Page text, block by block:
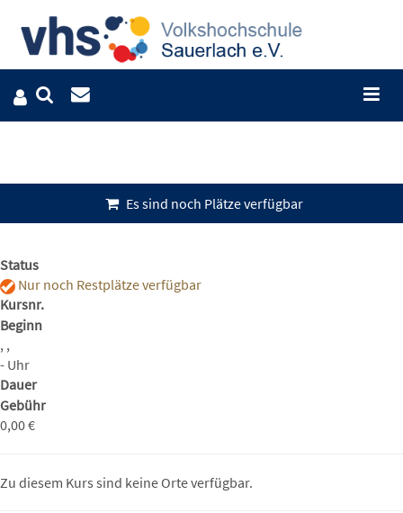
Es sind noch Plätze verfügbar
Status
Nur noch Restplätze verfügbar
Kursnr.
Beginn
, ,
- Uhr
Dauer
Gebühr
0,00 €
Zu diesem Kurs sind keine Orte verfügbar.